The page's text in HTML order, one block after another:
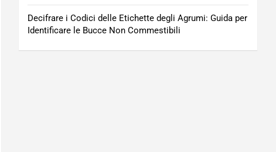
Decifrare i Codici delle Etichette degli Agrumi: Guida per
Identificare le Bucce Non Commestibili